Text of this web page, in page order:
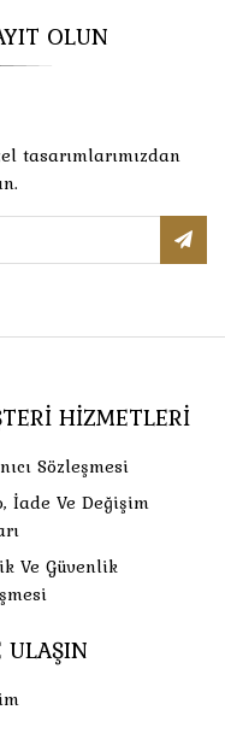
OLUN
tasarımlarımızdan
HIZMETLERI
Sözleşmesi
İade Ve Değişim
Ve Güvenlik
ULAŞIN